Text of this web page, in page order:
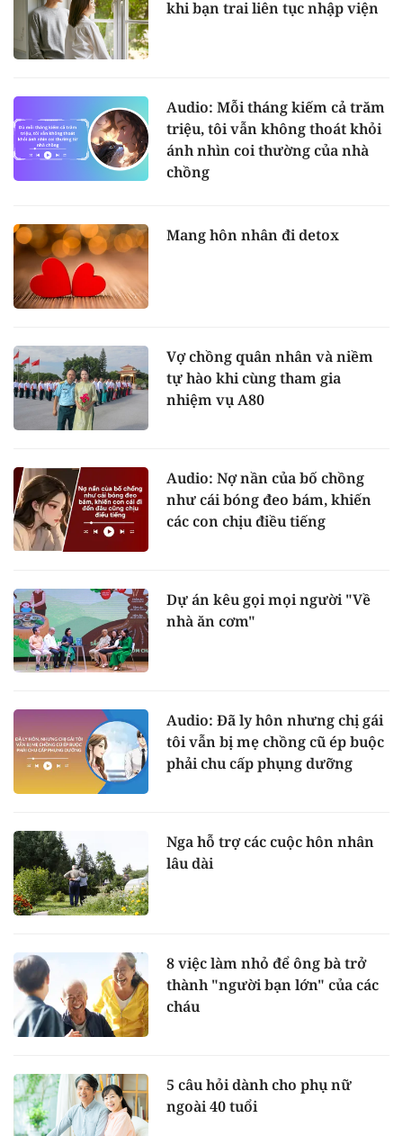
khi bạn trai liên tục nhập viện
Audio: Mỗi tháng kiếm cả trăm
triệu, tôi vẫn không thoát khỏi
ánh nhìn coi thường của nhà
chồng
Mang hôn nhân đi detox
Vợ chồng quân nhân và niềm
tự hào khi cùng tham gia
nhiệm vụ A80
Audio: Nợ nần của bố chồng
như cái bóng đeo bám, khiến
các con chịu điều tiếng
Dự án kêu gọi mọi người "Về
nhà ăn cơm"
Audio: Đã ly hôn nhưng chị gái
tôi vẫn bị mẹ chồng cũ ép buộc
phải chu cấp phụng dưỡng
Nga hỗ trợ các cuộc hôn nhân
lâu dài
8 việc làm nhỏ để ông bà trở
thành "người bạn lớn" của các
cháu
5 câu hỏi dành cho phụ nữ
ngoài 40 tuổi